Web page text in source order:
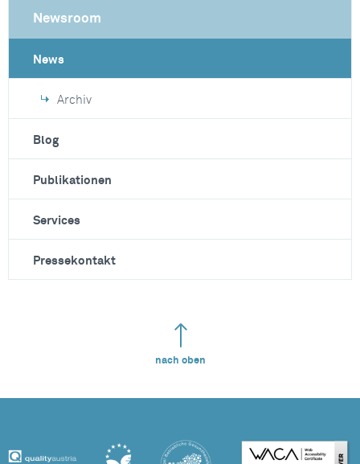
Newsroom
News
Archiv
Blog
Publikationen
Services
Pressekontakt
nach oben